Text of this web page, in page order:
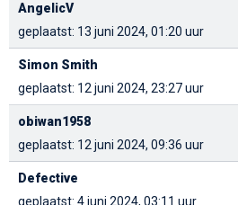
AngelicV
geplaatst: 13 juni 2024, 01:20 uur
Simon Smith
geplaatst: 12 juni 2024, 23:27 uur
obiwan1958
geplaatst: 12 juni 2024, 09:36 uur
Defective
geplaatst: 4 juni 2024, 03:11 uur